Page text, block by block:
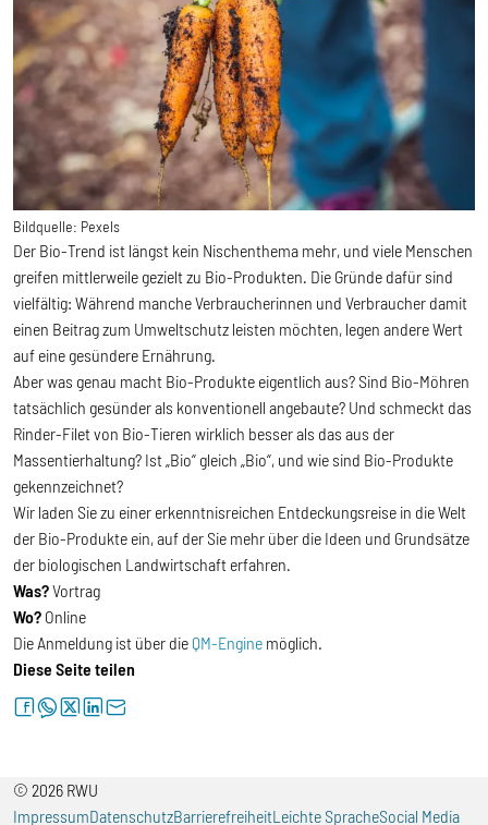
Bildquelle: Pexels
Der Bio-Trend ist längst kein Nischenthema mehr, und viele Menschen
greifen mittlerweile gezielt zu Bio-Produkten. Die Gründe dafür sind
vielfältig: Während manche Verbraucherinnen und Verbraucher damit
einen Beitrag zum Umweltschutz leisten möchten, legen andere Wert
auf eine gesündere Ernährung.
Aber was genau macht Bio-Produkte eigentlich aus? Sind Bio-Möhren
tatsächlich gesünder als konventionell angebaute? Und schmeckt das
Rinder-Filet von Bio-Tieren wirklich besser als das aus der
Massentierhaltung? Ist „Bio“ gleich „Bio“, und wie sind Bio-Produkte
gekennzeichnet?
Wir laden Sie zu einer erkenntnisreichen Entdeckungsreise in die Welt
der Bio-Produkte ein, auf der Sie mehr über die Ideen und Grundsätze
der biologischen Landwirtschaft erfahren.
Was?Vortrag
Wo? Online
Die Anmeldung ist über die QM-Engine möglich.
Diese Seite teilen
facebookwhatsapptwitterlinkedinletter
© 2026 RWU
ImpressumDatenschutzBarrierefreiheitLeichte SpracheSocial Media